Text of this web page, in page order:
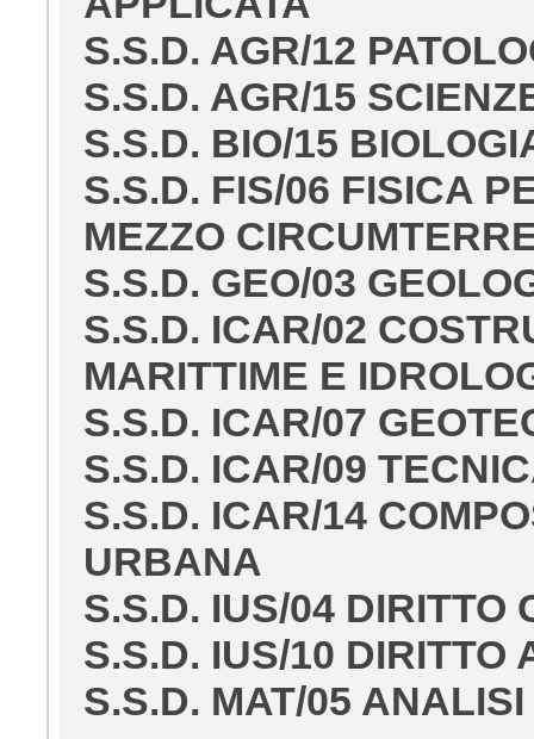
S.S.D. AGR/12
S.S.D. AGR/15
S.S.D. BIO/15
S.S.D. FIS/06 FISICA
MEZZO
S.S.D. GEO/03
S.S.D. ICAR/02
MARITTIME E
S.S.D. ICAR/07
S.S.D. ICAR/09
S.S.D. ICAR/14
URBANA
S.S.D. IUS/04 DIRITTO
S.S.D. IUS/10 DIRITTO
S.S.D. MAT/05